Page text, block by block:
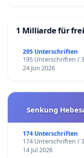
1 Milliarde für
295 Unterschriften
195 Unterschriften /
24 Jun 2026
Senkung
174 Unterschriften
174 Unterschriften /
14 Jul 2026